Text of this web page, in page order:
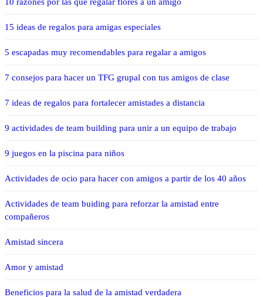
10 razones por las que regalar flores a un amigo
15 ideas de regalos para amigas especiales
5 escapadas muy recomendables para regalar a amigos
7 consejos para hacer un TFG grupal con tus amigos de clase
7 ideas de regalos para fortalecer amistades a distancia
9 actividades de team building para unir a un equipo de trabajo
9 juegos en la piscina para niños
Actividades de ocio para hacer con amigos a partir de los 40 años
Actividades de team buiding para reforzar la amistad entre
compañeros
Amistad sincera
Amor y amistad
Beneficios para la salud de la amistad verdadera